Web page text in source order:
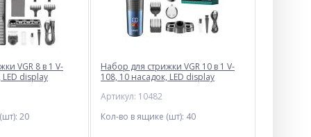
Vip:
VGR 8 в 1 V-
LED display
20
Набор для стрижки VGR 10 в 1 V-
108, 10 насадок, LED display
Артикул: 10482
Кол-во в ящике (шт): 40